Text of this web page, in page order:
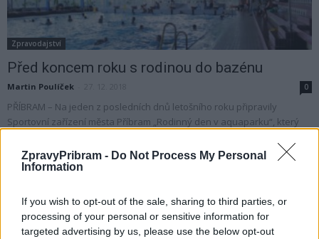
ZpravyPribram - Do Not Process My Personal
Information
If you wish to opt-out of the sale, sharing to third parties, or
processing of your personal or sensitive information for
targeted advertising by us, please use the below opt-out
Zpravodajství
Před koncem roku s rodinou do bazénu
Martin Poulíček 0
PŘÍBRAM – Na jeden z posledních dnů letošního roku připravily
Sportovní zařízení města Příbram „Rodinný den v aquaparku“, který